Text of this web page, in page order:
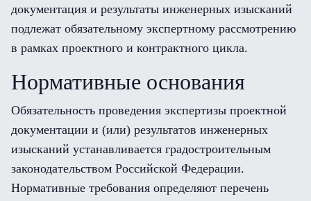
документация и результаты инженерных изысканий
подлежат обязательному экспертному рассмотрению
в рамках проектного и контрактного цикла.
Нормативные основания
Обязательность проведения экспертизы проектной
документации и (или) результатов инженерных
изысканий устанавливается градостроительным
законодательством Российской Федерации.
Нормативные требования определяют перечень